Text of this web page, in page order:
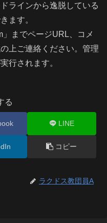
ラインから逸脱している
ます。
」までページURL、コメ
上ご連絡ください。管理
行されます。
る
LINE
コピー
ラクドス教団員A